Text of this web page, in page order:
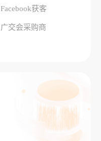
Facebook获客
广交会采购商